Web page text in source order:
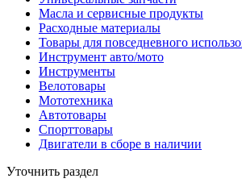
Масла и сервисные продукты
Расходные материалы
Товары для повседневного
Инструмент авто/мото
Инструменты
Велотовары
Мототехника
Автотовары
Спорттовары
Двигатели в сборе в наличии
Уточнить раздел